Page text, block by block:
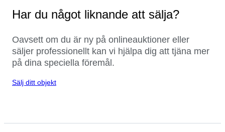
Har du något liknande att sälja?
Oavsett om du är ny på onlineauktioner eller
säljer professionellt kan vi hjälpa dig att tjäna mer
på dina speciella föremål.
Sälj ditt objekt